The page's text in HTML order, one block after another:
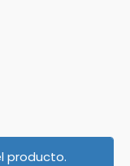
producto.